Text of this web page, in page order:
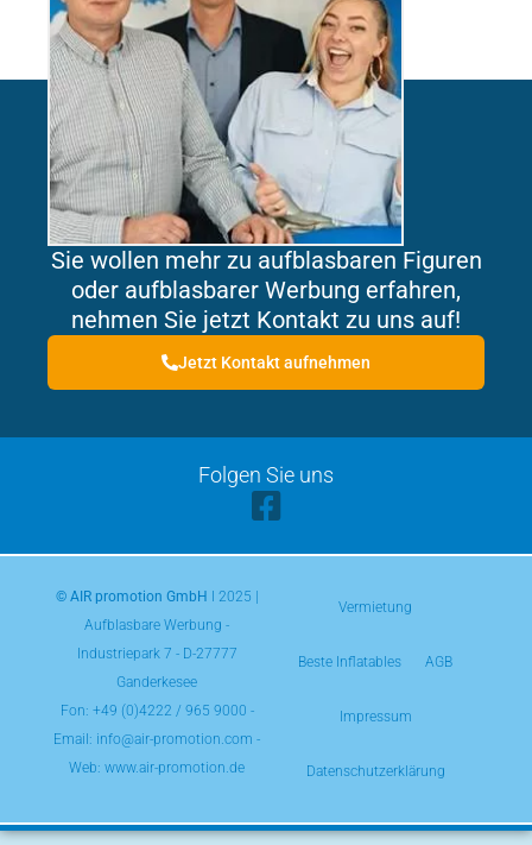
Sie wollen mehr zu aufblasbaren Figuren
oder aufblasbarer Werbung erfahren,
nehmen Sie jetzt Kontakt zu uns auf!
Jetzt Kontakt aufnehmen
Folgen Sie uns
© AIR promotion GmbH l 2025 |
Aufblasbare Werbung -
Industriepark 7 - D-27777
Ganderkesee
Fon: +49 (0)4222 / 965 9000 -
Email: info@air-promotion.com -
Web: www.air-promotion.de
Vermietung
Beste Inflatables AGB
Impressum
Datenschutzerklärung